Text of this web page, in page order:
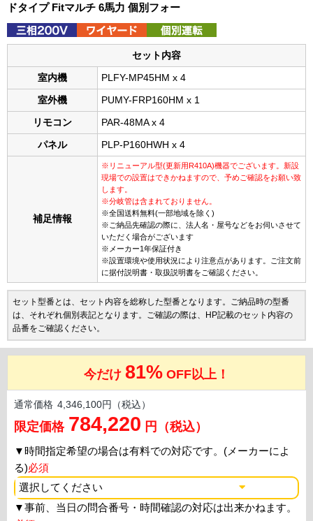
ドタイプ Fitマルチ 6馬力 個別フォー
セット内容
室内機 PLFY-MP45HM x 4
室外機 PUMY-FRP160HM x 1
リモコン PAR-48MA x 4
パネル PLP-P160HWH x 4
補足情報
※リニューアル型(更新用R410A)機器でございます。新設
現場での設置はできかねますので、予めご確認をお願い致
します。
※分岐管は含まれておりません。
※全国送料無料(一部地域を除く)
※ご納品先確認の際に、法人名・屋号などをお伺いさせて
いただく場合がございます
※メーカー1年保証付き
※設置環境や使用状況により注意点があります。ご注文前
に据付説明書・取扱説明書をご確認ください。
セット型番とは、セット内容を総称した型番となります。ご納品時の型番
は、それぞれ個別表記となります。ご確認の際は、HP記載のセット内容の
品番をご確認ください。
今だけ 81% OFF以上！
通常価格 4,346,100円（税込）
限定価格 784,220 円（税込）
▼時間指定希望の場合は有料での対応です。(メーカーによ
る)必須
▼事前、当日の問合番号・時間確認の対応は出来かねます。